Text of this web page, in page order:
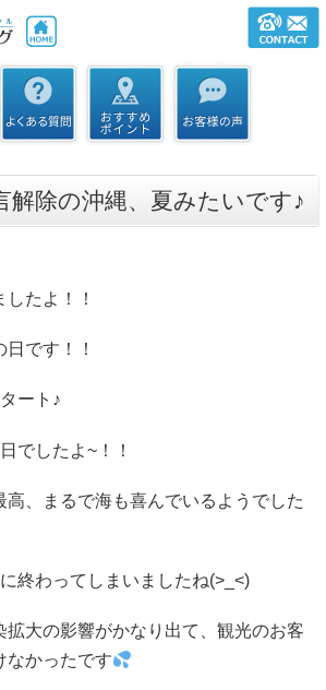
解除の沖縄、夏みたいです♪
たよ！！
です！！
ート♪
でしたよ~！！
高、まるで海も喜んでいるようでした
終わってしまいましたね(>_<)
拡大の影響がかなり出て、観光のお客
なかったです